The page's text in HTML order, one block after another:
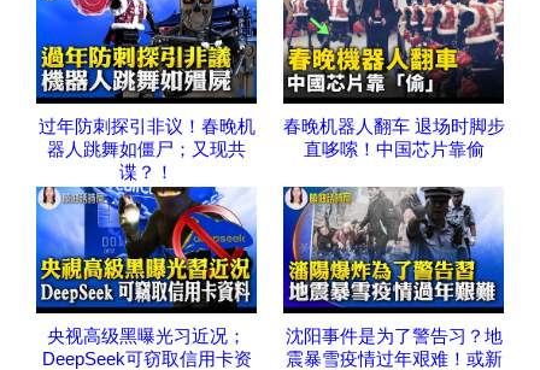
过年防刺探引非议！春晚机
器人跳舞如僵尸；又现共
谍？！
春晚机器人翻车 退场时脚步
直哆嗦！中国芯片靠偷
央视高级黑曝光习近况；
DeepSeek可窃取信用卡资
沈阳事件是为了警告习？地
震暴雪疫情过年艰难！或新